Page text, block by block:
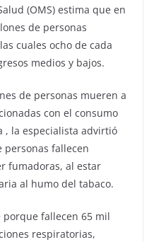
(OMS) estima que en
de personas
cuales ocho de cada
medios y bajos.
de personas mueren a
con el consumo
, la especialista advirtió
personas fallecen
fumadoras, al estar
al humo del tabaco.
porque fallecen 65 mil
respiratorias,